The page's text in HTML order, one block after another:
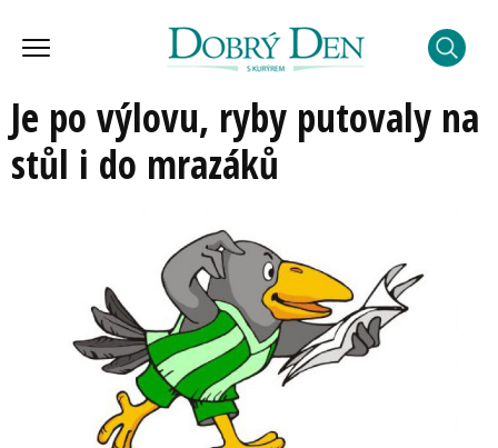
Je po výlovu, ryby putovaly na
stůl i do mrazáků